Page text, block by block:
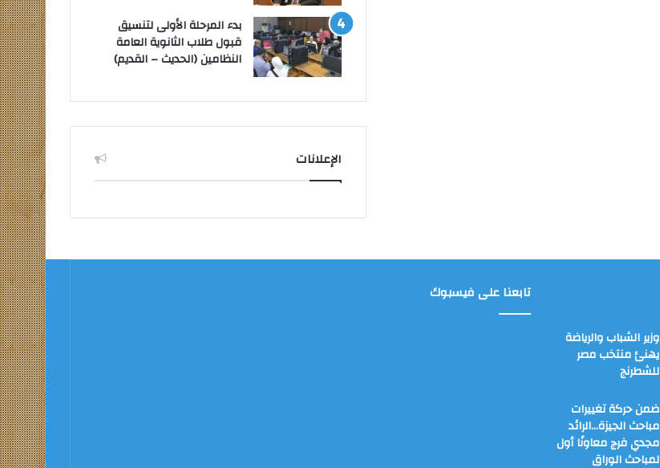
بدء المرحلة الأولى لتنسيق
قبول طلاب الثانوية العامة
النظامين (الحديث – القديم)
الإعلانات
وزير الشباب والرياضة
يهنئ منتخب مصر
للشطرنج
ضمن حركة تغييرات
مباحث الجيزة…الرائد
مجدي فرج معاونًا أول
لمباحث الوراق
تابعنا على فيسبوك